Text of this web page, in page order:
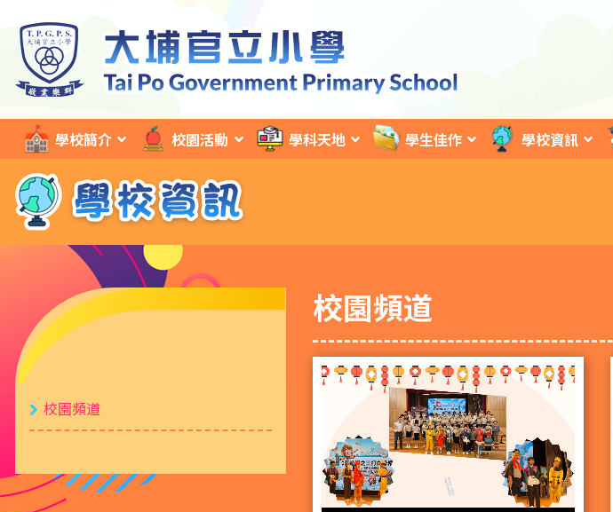
學校簡介 校園活動 學科天地 學生佳作 學校資訊
校園頻道
校園頻道